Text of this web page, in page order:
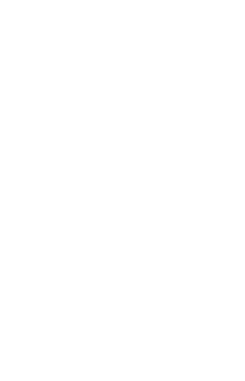
Серебристо
отделки.
нам